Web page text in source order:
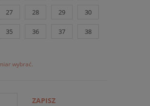
27 28 29 30
35 36 37 38
wybrać.
ZAPISZ